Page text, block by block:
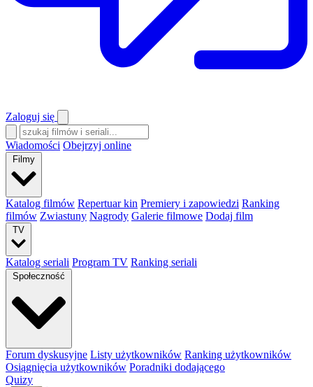
Zaloguj się
Wiadomości Obejrzyj online
Filmy
Katalog filmów Repertuar kin Premiery i zapowiedzi Ranking
filmów Zwiastuny Nagrody Galerie filmowe Dodaj film
TV
Katalog seriali Program TV Ranking seriali
Społeczność
Forum dyskusyjne Listy użytkowników Ranking użytkowników
Osiągnięcia użytkowników Poradniki dodającego
Quizy